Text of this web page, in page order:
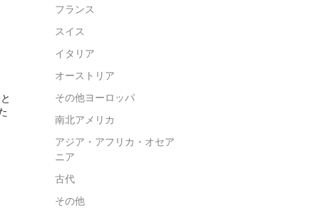
フランス
スイス
イタリア
オーストリア
その他ヨーロッパ
南北アメリカ
アジア・アフリカ・オセア
ニア
古代
その他